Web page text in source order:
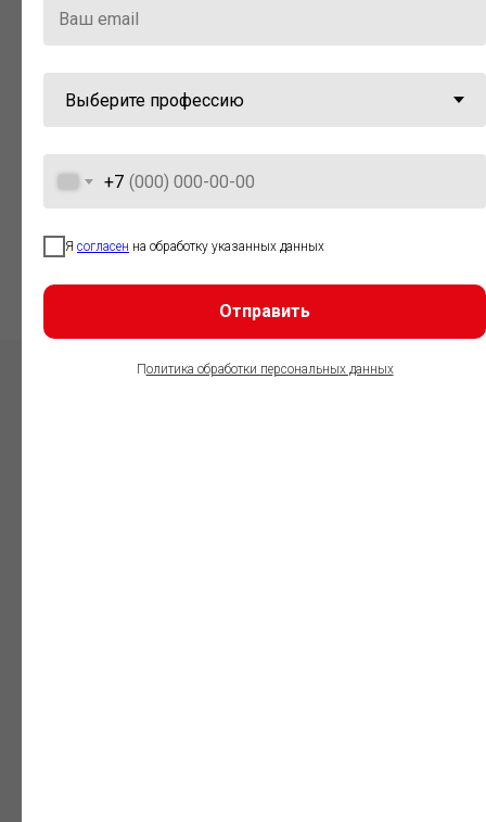
победителем премии «Время
+7
Я согласен на обработку указанных данных
Отправить
Политика обработки персональных данных